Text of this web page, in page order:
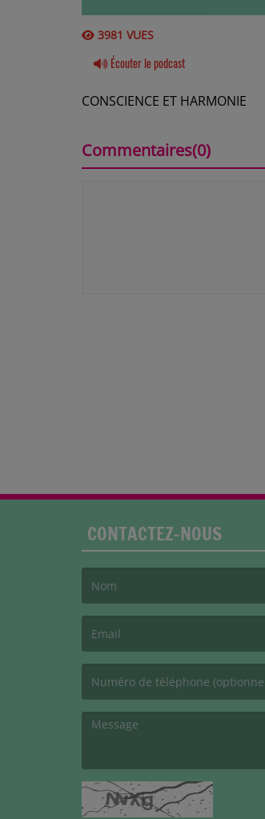
3981 VUES
Écouter le podcast
CONSCIENCE ET HARMONIE
Commentaires(0)
CONTACTEZ-NOUS